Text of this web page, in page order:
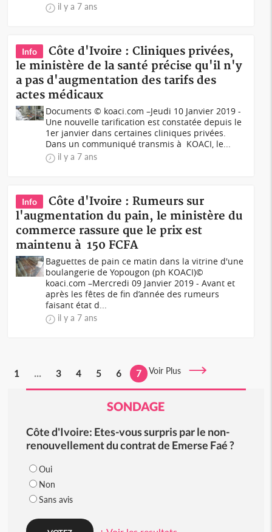
il y a 7 ans
Info
Côte d'Ivoire : Cliniques privées,
le ministère de la santé précise qu'il n'y
a pas d'augmentation des tarifs des
actes médicaux
Documents © koaci.com –Jeudi 10 Janvier 2019 -
Une nouvelle tarification est constatée depuis le
1er janvier dans certaines cliniques privées.
Dans un communiqué transmis à KOACI, le...
il y a 7 ans
Info
Côte d'Ivoire : Rumeurs sur
l'augmentation du pain, le ministère du
commerce rassure que le prix est
maintenu à 150 FCFA
Baguettes de pain ce matin dans la vitrine d'une
boulangerie de Yopougon (ph KOACI)©
koaci.com –Mercredi 09 Janvier 2019 - Avant et
après les fêtes de fin d’année des rumeurs
faisant état d...
il y a 7 ans
1 ... 3 4 5 6 7 Voir Plus
SONDAGE
Côte d'Ivoire: Etes-vous surpris par le non-
renouvellement du contrat de Emerse Faé ?
Oui
Non
Sans avis